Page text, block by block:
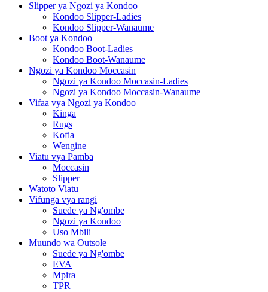
Slipper ya Ngozi ya Kondoo
Kondoo Slipper-Ladies
Kondoo Slipper-Wanaume
Boot ya Kondoo
Kondoo Boot-Ladies
Kondoo Boot-Wanaume
Ngozi ya Kondoo Moccasin
Ngozi ya Kondoo Moccasin-Ladies
Ngozi ya Kondoo Moccasin-Wanaume
Vifaa vya Ngozi ya Kondoo
Kinga
Rugs
Kofia
Wengine
Viatu vya Pamba
Moccasin
Slipper
Watoto Viatu
Vifunga vya rangi
Suede ya Ng'ombe
Ngozi ya Kondoo
Uso Mbili
Muundo wa Outsole
Suede ya Ng'ombe
EVA
Mpira
TPR